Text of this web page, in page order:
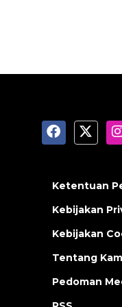
Ketentuan
Kebijakan
Kebijakan
Tentang
Pedoman